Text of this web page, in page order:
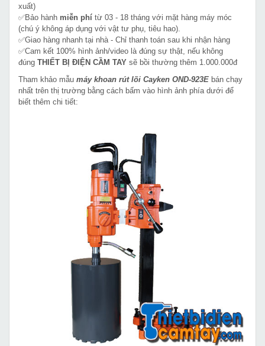
xuất)
✅Bảo hành miễn phí từ 03 - 18 tháng với mặt hàng máy móc
(chú ý không áp dụng với vật tư phụ, tiêu hao).
✅Giao hàng nhanh tại nhà - Chỉ thanh toán sau khi nhận hàng
✅Cam kết 100% hình ảnh/video là đúng sự thật, nếu không
đúng THIẾT BỊ ĐIỆN CẦM TAY sẽ bồi thường thêm 1.000.000đ
Tham khảo mẫu máy khoan rút lõi Cayken OND-923E bán chạy
nhất trên thị trường bằng cách bấm vào hình ảnh phía dưới để
biết thêm chi tiết: